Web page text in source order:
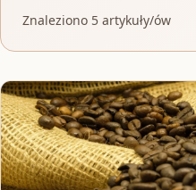
Znaleziono 5 artykuły/ów